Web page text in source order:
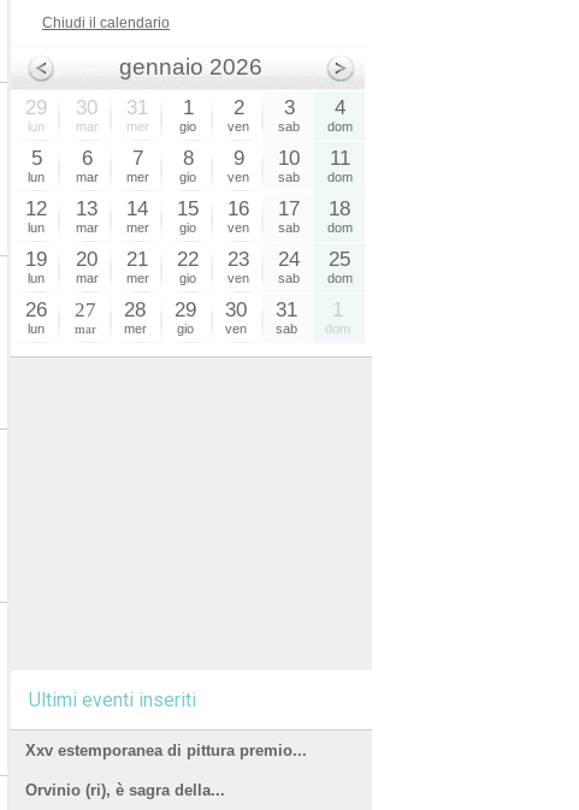
Chiudi il calendario
gennaio 2026
29
lun
30
mar
31
mer
1
gio
2
ven
3
sab
4
dom
5
lun
6
mar
7
mer
8
gio
9
ven
10
sab
11
dom
12
lun
13
mar
14
mer
15
gio
16
ven
17
sab
18
dom
19
lun
20
mar
21
mer
22
gio
23
ven
24
sab
25
dom
26
lun
27
mar
28
mer
29
gio
30
ven
31
sab
1
dom
Ultimi eventi inseriti
Xxv estemporanea di pittura premio...
Orvinio (ri), è sagra della...